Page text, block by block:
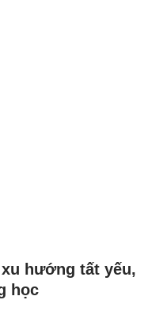
hướng tất yếu,
học